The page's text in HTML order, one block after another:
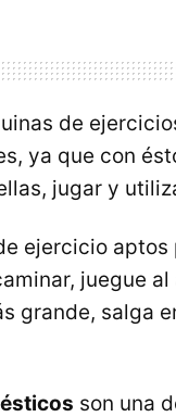
de
ya que con
jugar y
ejercicio
juegue
grande, salga
son una